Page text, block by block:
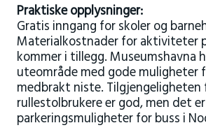
Praktiske opplysninger:
Gratis inngang for skoler og
Materialkostnader for aktiviteter
kommer i tillegg. Museumshavna
uteområde med gode muligheter
medbrakt niste. Tilgjengeligheten
rullestolbrukere er god, men det
parkeringsmuligheter for buss i